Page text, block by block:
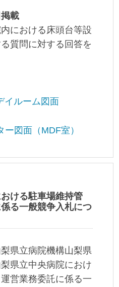
載
における床頭台等設
質問に対する回答を
イルーム図面
図面（MDF室）
ける駐車場維持管
る一般競争入札につ
県立病院機構山梨県
県立中央病院におけ
営業務委託に係る一